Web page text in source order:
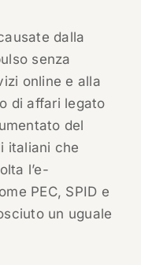
dalla
senza
online e alla
di affari legato
del
italiani che
l’e-
PEC, SPID e
un uguale